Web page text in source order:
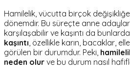
Hamilelik, vücutta birçok
dönemdir. Bu süreçte anne
karşılaşabilir ve kaşıntı da
kaşıntı, özellikle karın, bacaklar,
görülen bir durumdur. Peki,
neden olur ve bu durum nasıl